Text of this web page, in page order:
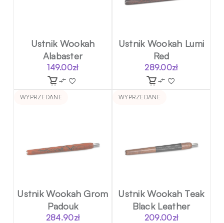
Ustnik Wookah
Alabaster
149.00zł
Ustnik Wookah Lumi
Red
289.00zł
WYPRZEDANE
Ustnik Wookah Grom
Padouk
284.90zł
WYPRZEDANE
Ustnik Wookah Teak
Black Leather
209.00zł